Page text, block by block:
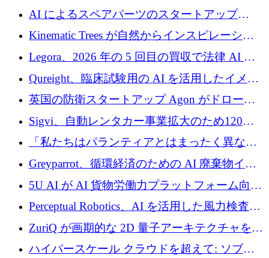
2026 年上半期がヨーロッパのテクノロジーに
ついて語ること
AI によるスペアパーツのスタートアップ
Intropy が 1,100 万ドルを調達
Kinematic Trees が自然からインスピレーショ
ンを得たロボット ソフトウェアを拡張するた
めに 58 万 5,000 ポンドを調達
Legora、2026 年の 5 回目の買収で法律 AI ス
タートアップ Wexler を買収
Qureight、臨床試験用の AI を活用したイメー
ジング プラットフォームを拡張するためにシ
リーズ B で 2,000 万ドルを確保
英国の防衛スタートアップ Agon がドローン
攻撃に対抗する仮想戦場を構築、3,000 万ドル
を調達
Sigvi、自動レンタカー事業拡大のため120万
ユーロを調達
「私たちはパランティアとはまったく異なる
会社です」とフランス人の「控えめな」後任
者は言う
Greyparrot、循環経済のための AI 廃棄物イン
テリジェンスを拡張するためにシリーズ B で
2,700 万ドルを確保
5U AI が AI 貨物労働力プラットフォーム向け
に 320 万ドルのプレシードを獲得
Perceptual Robotics、AI を活用した風力検査の
規模拡大に向けて 400 万ポンド以上を確保
ZuriQ が画期的な 2D 量子アーキテクチャを拡
張するために 2,550 万ドルを調達
ハイパースケール クラウドを超えて: ソブリ